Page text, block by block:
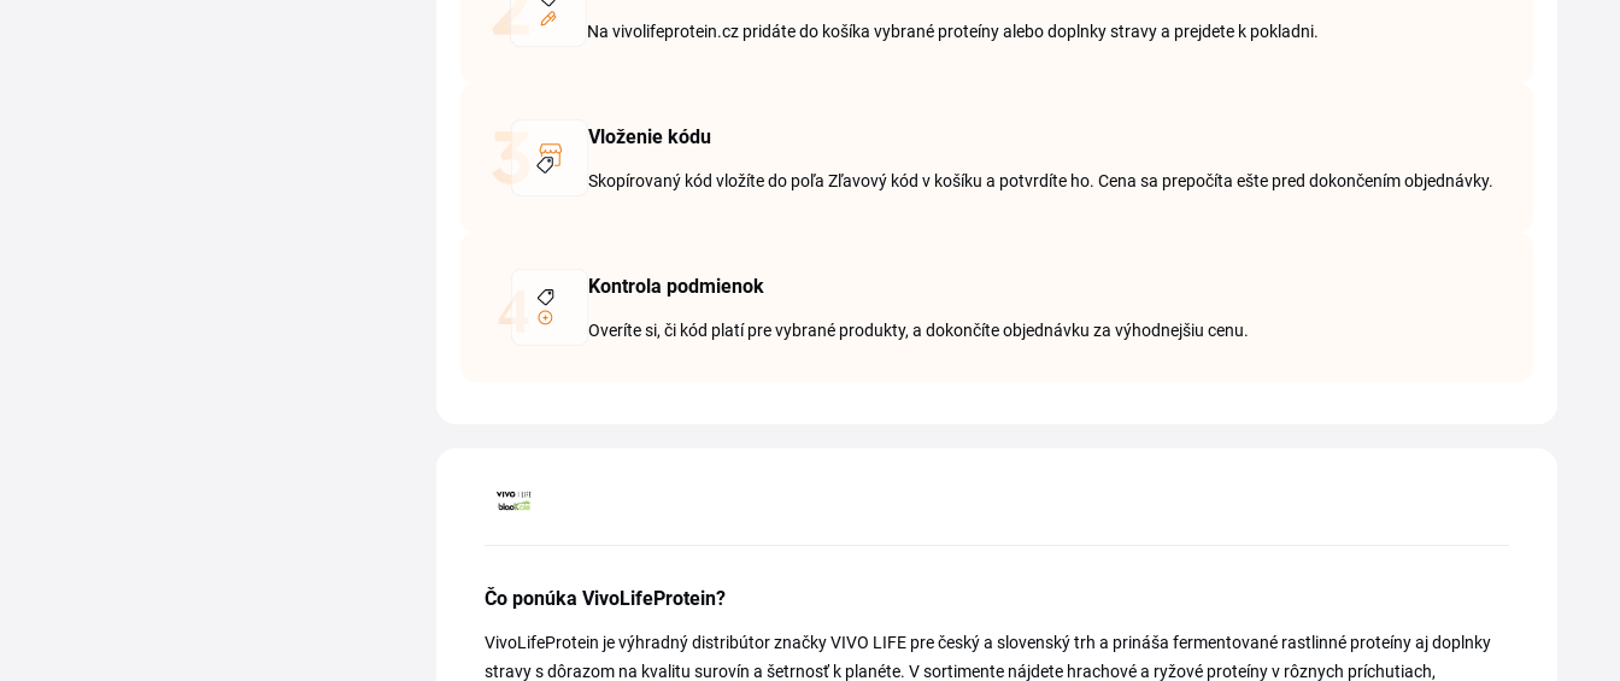
Na vivolifeprotein.cz pridáte do košíka vybrané proteíny alebo doplnky stravy a prejdete k pokladni.
Vloženie kódu
Skopírovaný kód vložíte do poľa Zľavový kód v košíku a potvrdíte ho. Cena sa prepočíta ešte pred dokončením objednávky.
Kontrola podmienok
Overíte si, či kód platí pre vybrané produkty, a dokončíte objednávku za výhodnejšiu cenu.
Čo ponúka VivoLifeProtein?
VivoLifeProtein je výhradný distribútor značky VIVO LIFE pre český a slovenský trh a prináša fermentované rastlinné proteíny aj doplnky
stravy s dôrazom na kvalitu surovín a šetrnosť k planéte. V sortimente nájdete hrachové a ryžové proteíny v rôznych príchutiach,